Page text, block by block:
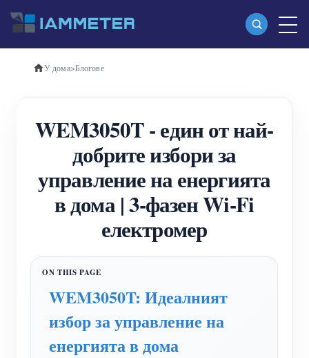
Продукти
(WEM3080)
Трифазен Wi-Fi измервател на енергия
(WEM3080T)
Трифазен Wi-Fi измервател на енергия
(WEM3046T)
IAMMETER Cloud Pro
У дома>Блогове
WEM3050T - един от най-
добрите избори за
управление на енергията
в дома | 3-фазен Wi-Fi
електромер
WEM3050T: Идеалният
избор за управление на
енергията в дома